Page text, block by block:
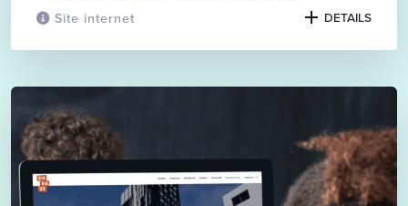
Site internet DETAILS